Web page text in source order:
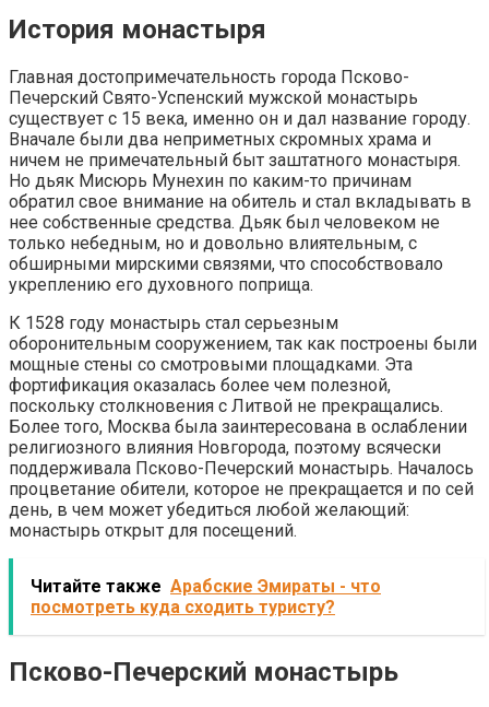
История монастыря
Главная достопримечательность города Псково-
Печерский Свято-Успенский мужской монастырь
существует с 15 века, именно он и дал название городу.
Вначале были два неприметных скромных храма и
ничем не примечательный быт заштатного монастыря.
Но дьяк Мисюрь Мунехин по каким-то причинам
обратил свое внимание на обитель и стал вкладывать в
нее собственные средства. Дьяк был человеком не
только небедным, но и довольно влиятельным, с
обширными мирскими связями, что способствовало
укреплению его духовного поприща.
К 1528 году монастырь стал серьезным
оборонительным сооружением, так как построены были
мощные стены со смотровыми площадками. Эта
фортификация оказалась более чем полезной,
поскольку столкновения с Литвой не прекращались.
Более того, Москва была заинтересована в ослаблении
религиозного влияния Новгорода, поэтому всячески
поддерживала Псково-Печерский монастырь. Началось
процветание обители, которое не прекращается и по сей
день, в чем может убедиться любой желающий:
монастырь открыт для посещений.
Читайте также Арабские Эмираты - что
посмотреть куда сходить туристу?
Псково-Печерский монастырь